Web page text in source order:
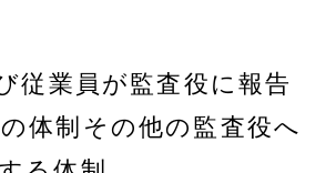
従業員が監査役に報告
体制その他の監査役へ